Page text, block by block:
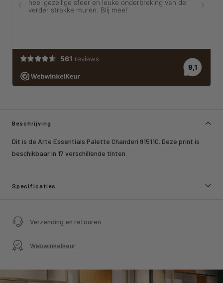
Beschrijving
Dit is de Arte Essentials Palette Chanderi 91511C. Deze print is
beschikbaar in 17 verschillende tinten.
Specificaties
Verzending en retouren
Webwinkelkeur